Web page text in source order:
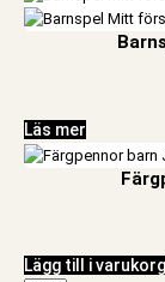
Läs mer
Lägg till i varukorg